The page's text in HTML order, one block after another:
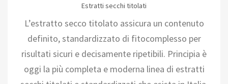
Estratti secchi titolati
L’estratto secco titolato assicura un contenuto
definito, standardizzato di fitocomplesso per
risultati sicuri e decisamente ripetibili. Principia è
oggi la più completa e moderna linea di estratti